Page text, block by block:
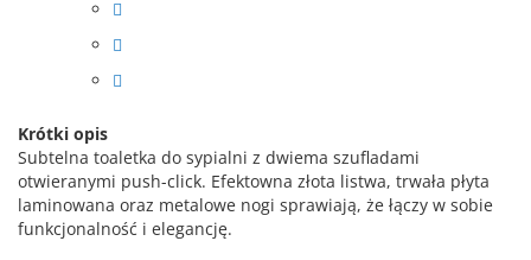
Krótki opis
Subtelna toaletka do sypialni z dwiema szufladami
otwieranymi push-click. Efektowna złota listwa, trwała płyta
laminowana oraz metalowe nogi sprawiają, że łączy w sobie
funkcjonalność i elegancję.